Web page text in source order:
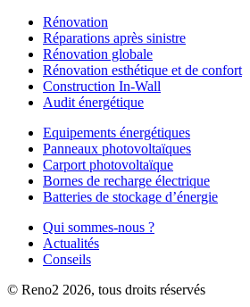
Rénovation
Réparations après sinistre
Rénovation globale
Rénovation esthétique et de confort
Construction In-Wall
Audit énergétique
Equipements énergétiques
Panneaux photovoltaïques
Carport photovoltaïque
Bornes de recharge électrique
Batteries de stockage d’énergie
Qui sommes-nous ?
Actualités
Conseils
© Reno2 2026, tous droits réservés